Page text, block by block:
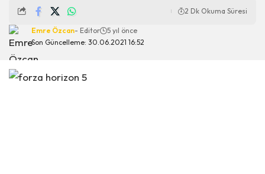
Son Güncelleme: 30.06.2021 16:52
Emre Özcan- Editor 5 yıl önce
2 Dk Okuma Süresi